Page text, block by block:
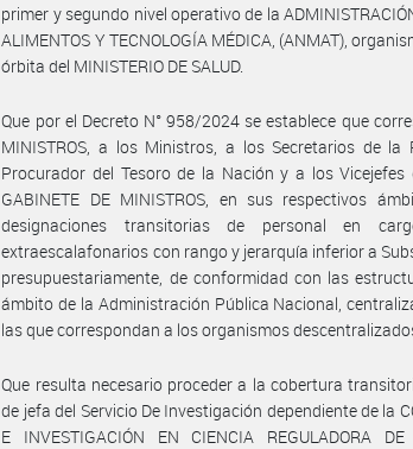
primer y segundo nivel operativo de la
ALIMENTOS Y TECNOLOGÍA MÉDICA, (ANMAT),
órbita del MINISTERIO DE SALUD.
Que por el Decreto N° 958/2024 se establece que
MINISTROS, a los Ministros, a los Secretarios de la
Procurador del Tesoro de la Nación y a los Vicejefes
GABINETE DE MINISTROS, en sus respectivos
designaciones transitorias de personal en
extraescalafonarios con rango y jerarquía inferior a
presupuestariamente, de conformidad con las
ámbito de la Administración Pública Nacional,
las que correspondan a los organismos
Que resulta necesario proceder a la cobertura
de jefa del Servicio De Investigación dependiente de la
E INVESTIGACIÓN EN CIENCIA REGULADORA